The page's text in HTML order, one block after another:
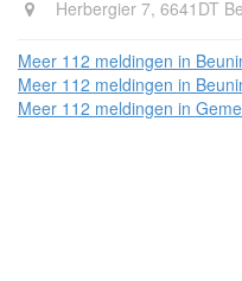
Herbergier 7, 6641DT
Meer 112 meldingen in
Meer 112 meldingen in
Meer 112 meldingen in